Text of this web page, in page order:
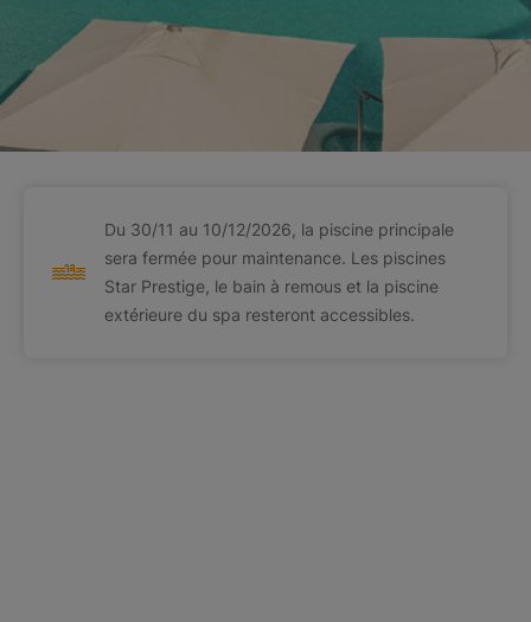
Du 30/11 au 10/12/2026, la piscine principale
sera fermée pour maintenance. Les piscines
Star Prestige, le bain à remous et la piscine
extérieure du spa resteront accessibles.